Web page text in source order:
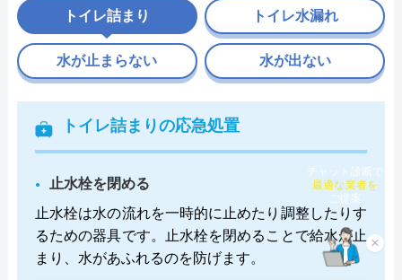
トイレ詰まり
トイレ詰まりの応急処置
止水栓を閉める
止水栓は水の流れを一時的に止めたり調整したりす
るための器具です。止水栓を閉めることで給水が止
まり、水があふれるのを防げます。
トイレ水漏れ
水が止まらない 水が出ない
×
チャット診断で
最適な業者を
ご提案